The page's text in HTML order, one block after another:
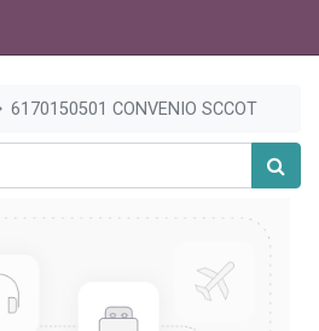
6170150501 CONVENIO SCCOT